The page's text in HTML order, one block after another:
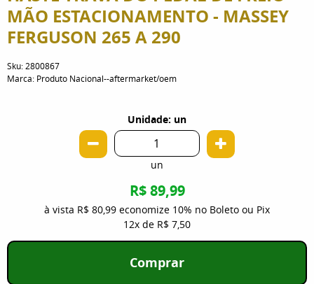
MÃO ESTACIONAMENTO - MASSEY
FERGUSON 265 A 290
Sku: 2800867
Marca: Produto Nacional--aftermarket/oem
Unidade: un
un
R$ 89,99
à vista R$ 80,99 economize 10% no Boleto ou Pix
12x de R$ 7,50
Comprar